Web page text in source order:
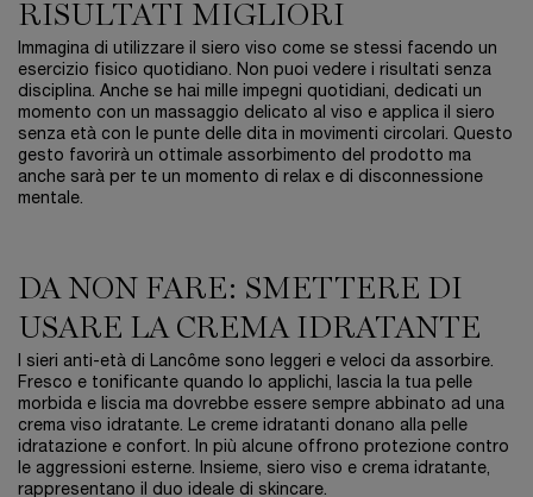
RISULTATI MIGLIORI
Immagina di utilizzare il siero viso come se stessi facendo un
esercizio fisico quotidiano. Non puoi vedere i risultati senza
disciplina. Anche se hai mille impegni quotidiani, dedicati un
momento con un massaggio delicato al viso e applica il siero
senza età con le punte delle dita in movimenti circolari. Questo
gesto favorirà un ottimale assorbimento del prodotto ma
anche sarà per te un momento di relax e di disconnessione
mentale.
DA NON FARE: SMETTERE DI
USARE LA CREMA IDRATANTE
I sieri anti-età di Lancôme sono leggeri e veloci da assorbire.
Fresco e tonificante quando lo applichi, lascia la tua pelle
morbida e liscia ma dovrebbe essere sempre abbinato ad una
crema viso idratante. Le creme idratanti donano alla pelle
idratazione e confort. In più alcune offrono protezione contro
le aggressioni esterne. Insieme, siero viso e crema idratante,
rappresentano il duo ideale di skincare.